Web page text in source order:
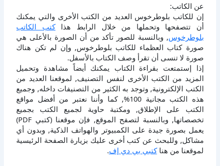
عن الكاتب:
إن للكاتب بلوطرخوس العديد من الكتب الأخرى والتي يمكنك
أن تتصفحها وتحملها من خلال الرابط هذاكتب الكاتب
بلوطرخوس, وبالنسبة للصور تأكد من أن الصورة بالأعلى هي
صورة كتاب العظماء للكاتب بلوطرخوس, وإن لم تكن هناك
صورة لا تنسى أن تقرأ وصف الكتاب بالأسفل.
إذا إستمتعت بقراءة الكتاب يمكنك أيضاً مشاهدة وتحميل
المزيد من الكتب الأخرى لنفس التصنيف, لموقعنا العديد من
الكتب الإلكترونية, وتوجد به الكثير من التصنيفات داخله, وجميع
هذه الكتب مجانية 100%, كما وأننا نعتبر من أفضل مواقع
الكتب على الإطلاق, ومكتبة حاوية لجميع الكتب بجميع
تخصصاتها, وبالنسبة لتصفح الموقع, فإن موقعنا (كتبي PDF)
يعمل بصورة جيدة على الكمبيوتر والهواتف الذكية, وبدون أي
مشاكل, وللبحث عن كتب أخرى عليك بزيارة الصفحة الرئيسية
لموقعنا من هناكتبي بي دي إف.